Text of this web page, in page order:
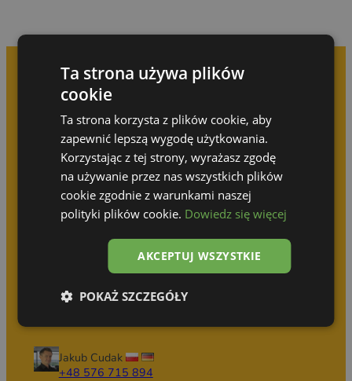
Prenez rendez-vous pour
une consultation gratuite
N’attendez pas que quelqu’un d’autre réalise
votre idée !
Olga Górska
+48 690 512 414
Katarzyna Wodzyńska
Jakub Cudak
+48 576 715 894
Ta strona używa plików
cookie
Ta strona korzysta z plików cookie, aby
zapewnić lepszą wygodę użytkowania.
Korzystając z tej strony, wyrażasz zgodę
na używanie przez nas wszystkich plików
cookie zgodnie z warunkami naszej
polityki plików cookie. Dowiedz się więcej
AKCEPTUJ WSZYSTKIE
POKAŻ SZCZEGÓŁY